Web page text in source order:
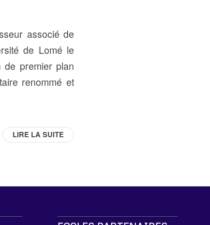
associé de
de Lomé le
de premier plan
renommé et
LIRE LA SUITE